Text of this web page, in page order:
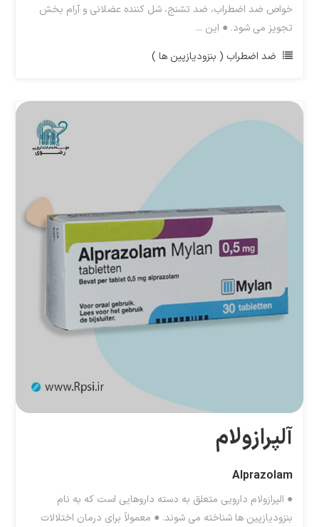
خواص ضد اضطراب، ضد تشنج، شل کننده عضلانی و آرام بخش
تجویز می شود. ● این ...
ضد اضطراب ( بنزودیازپین ها )
آلپرازولام
Alprazolam
● الپرازولام دارویی متعلق به دسته داروهایی است که به نام
بنزودیازپین ها شناخته می شوند. ● معمولاً برای درمان اختلالات